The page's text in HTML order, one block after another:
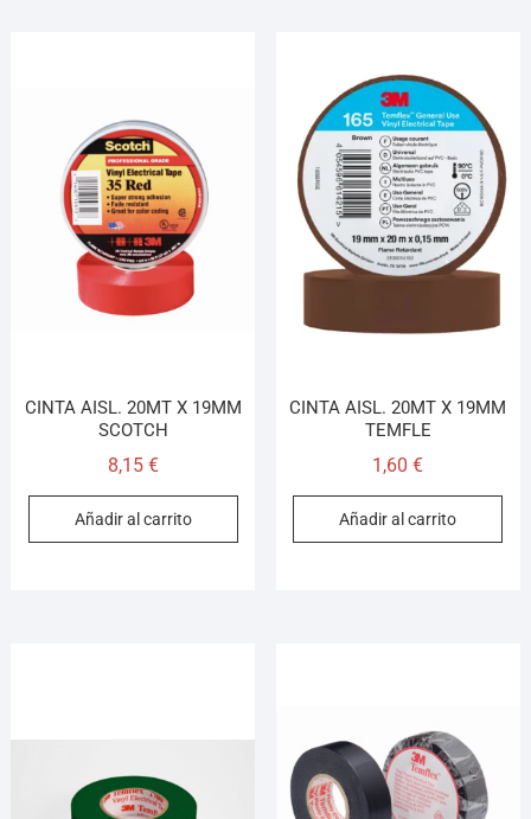
CINTA AISL. 20MT X 19MM
SCOTCH
8,15 €
Añadir al carrito
CINTA AISL. 20MT X 19MM
TEMFLE
1,60€
Añadir al carrito